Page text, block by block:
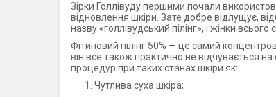
Зірки Голлівуду першими почали
відновлення шкіри. Зате добре відлущує,
назву «голлівудський пілінг», і жінки
Фітиновий пілінг 50% — це самий
він все також практично не відчувається
процедур при таких станах шкіри як:
Чутлива суха шкіра;